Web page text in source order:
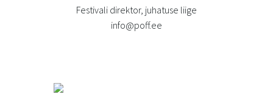
Festivali direktor, juhatuse liige
info@poff.ee